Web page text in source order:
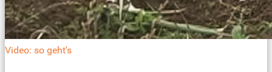
Video: so geht's